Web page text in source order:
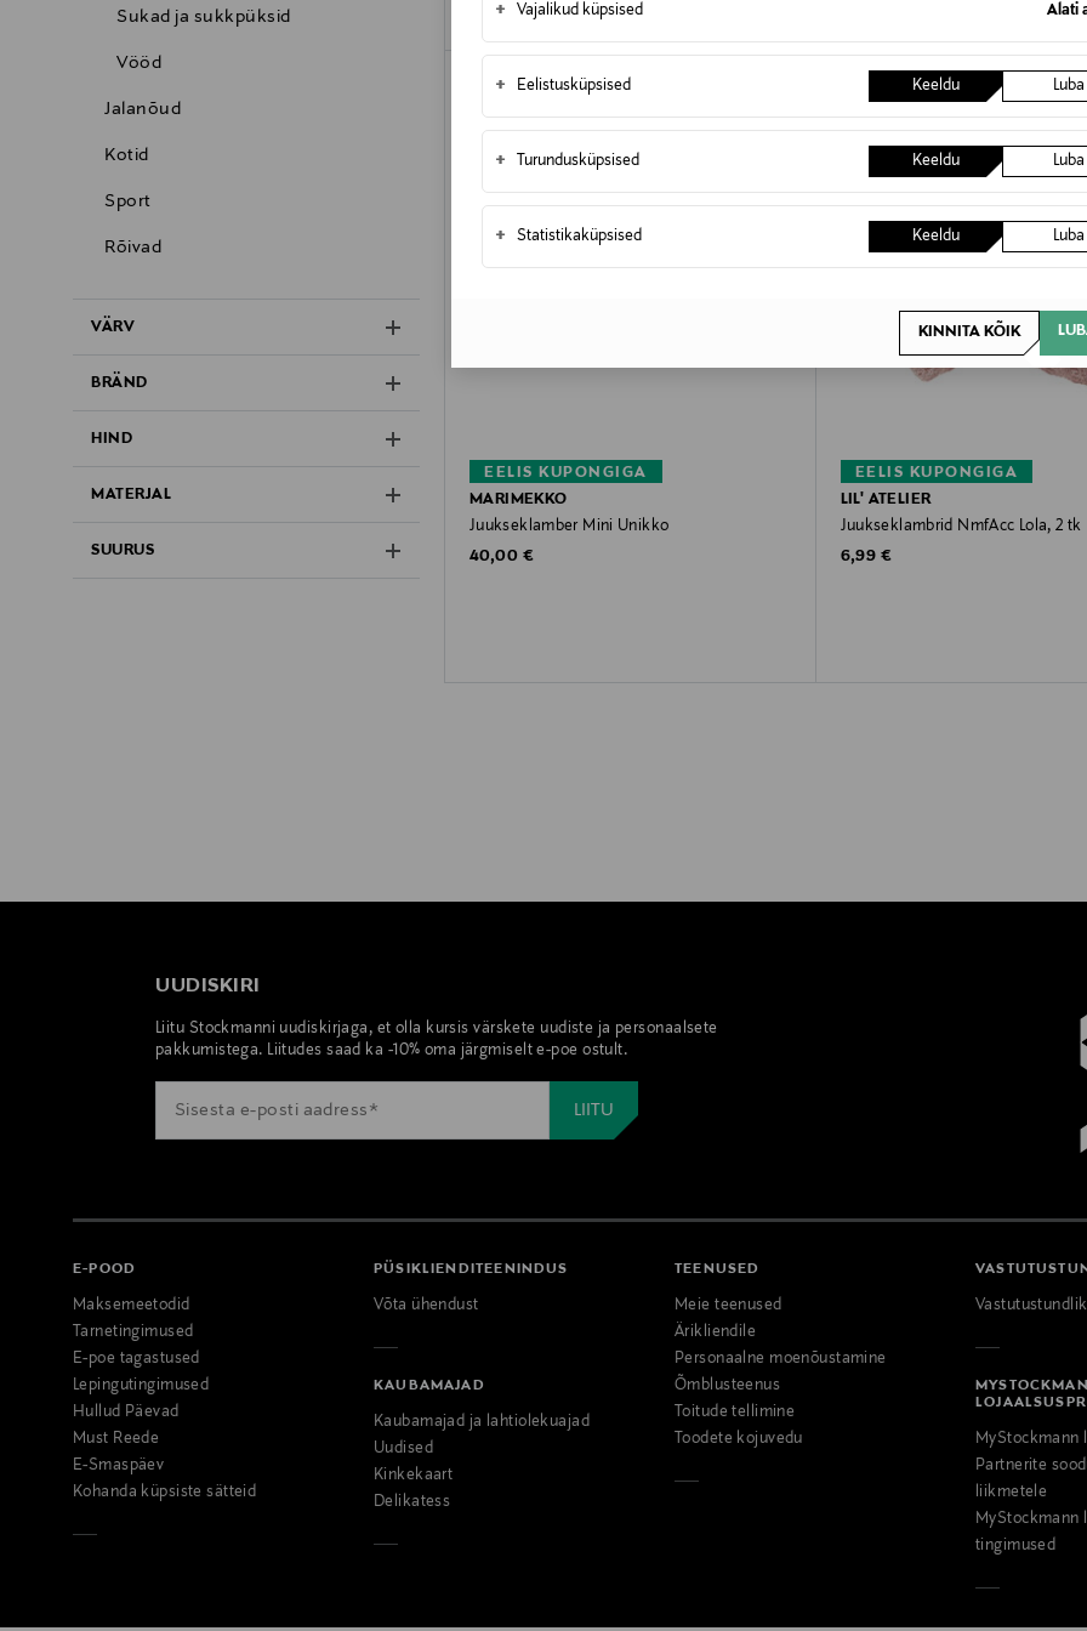
+ Vajalikud küpsised Alati
+ Eelistusküpsised Keeldu Luba
+ Turundusküpsised Keeldu Luba
+ Statistikaküpsised Keeldu Luba
KINNITA KÕIK
Sukad ja sukkpüksid
Vööd
Jalanõud
Kotid
Sport
Rõivad
VÄRV
BRÄND
HIND
MATERJAL
SUURUS
EELIS KUPONGIGA
MARIMEKKO
Juukseklamber Mini Unikko
Original Price
40,00 €
EELIS KUPONGIGA
LIL' ATELIER
Juukseklambrid NmfAcc Lola, 2 tk
Original Price
6,99 €
UUDISKIRI
Liitu Stockmanni uudiskirjaga, et olla kursis värskete uudiste ja personaalsete
pakkumistega. Liitudes saad ka -10% oma järgmiselt e-poe ostult.
E-POOD
Maksemeetodid
Tarnetingimused
E-poe tagastused
Lepingutingimused
Hullud Päevad
Must Reede
E-Smaspäev
Kohanda küpsiste sätteid
PÜSIKLIENDITEENINDUS
Võta ühendust
KAUBAMAJAD
Kaubamajad ja lahtiolekuajad
Uudised
Kinkekaart
Delikatess
TEENUSED
Meie teenused
Ärikliendile
Personaalne moenõustamine
Õmblusteenus
Toitude tellimine
Toodete kojuvedu
MyStockmann
Partnerite
liikmetele
MyStockmann
tingimused